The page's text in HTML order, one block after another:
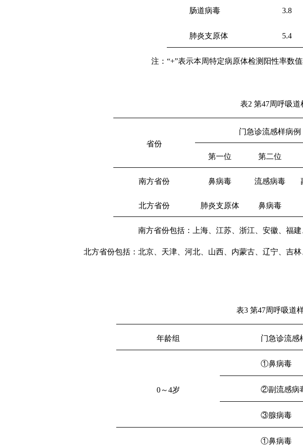
肠道病毒 3.8
肺炎支原体 5.4
注：“+”表示本周特定病原体检测阳性率数
表2 第47周呼吸
省份
门急诊流感样病例
第一位 第二位
南方省份 鼻病毒 流感病毒
北方省份 肺炎支原体 鼻病毒
南方省份包括：上海、江苏、浙江、安徽、福
北方省份包括：北京、天津、河北、山西、内蒙古、辽宁、吉
表3 第47周呼吸道
年龄组 门急诊流感
0～4岁
①鼻病毒
②副流感病
③腺病毒
①鼻病毒